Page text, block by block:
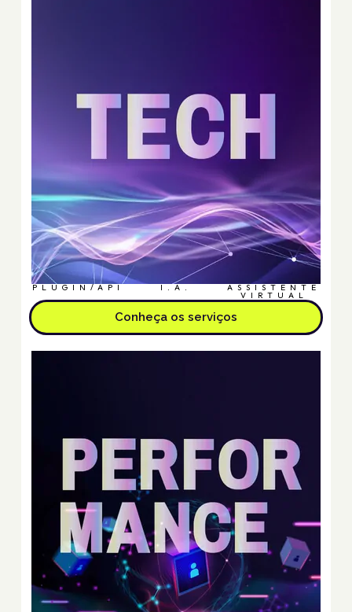
PLUGIN/API I.A. ASSISTENTE
VIRTUAL
Conheça os serviços